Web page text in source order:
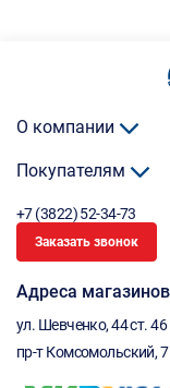
О компании
Покупателям
+7 (3822) 52-34-73
Заказать звонок
Адреса
ул. Шевченко, 44 ст. 46
пр-т Комсомольский, 7